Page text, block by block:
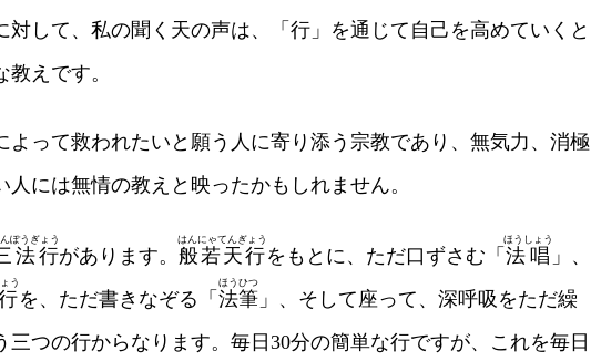
対して、私の聞く天の声は、「行」を通じて自己を高めていくと
えです。
よって救われたいと願う人に寄り添う宗教であり、無気力、消極
には無情の教えと映ったかもしれません。
法行
ぽうぎょう
があります。 般若天行
はんにゃてんぎょう
をもとに、ただ口ずさむ「 法唱
ほうしょう
」、
う
を、ただ書きなぞる「 法筆
ほうひつ
」、そして座って、深呼吸をただ繰
三つの行からなります。毎日30分の簡単な行ですが、これを毎日